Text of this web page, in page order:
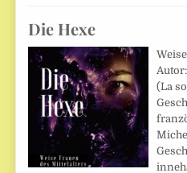
Die Hexe
(La